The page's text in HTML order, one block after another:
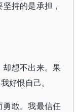
持的是承担，
想不出来。果
好恨自己。
敢。我最信任